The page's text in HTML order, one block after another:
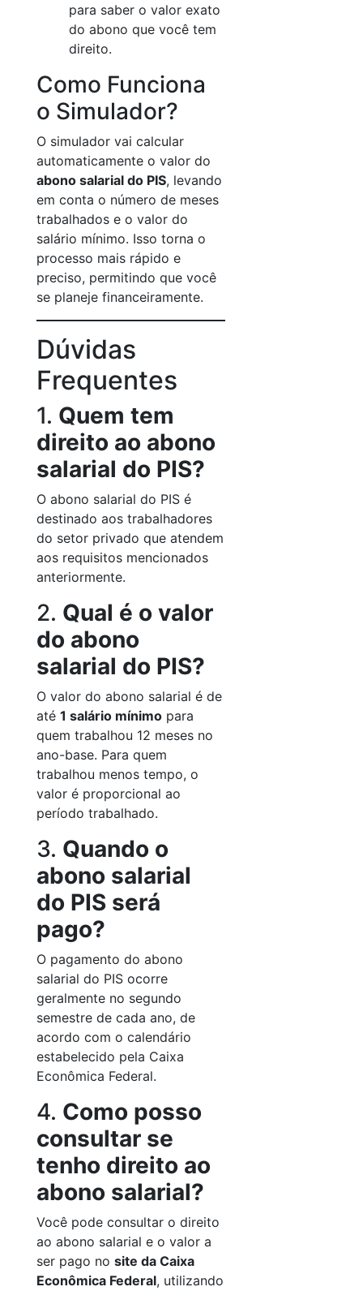
para saber o valor exato
do abono que você tem
direito.
Como Funciona
o Simulador?
O simulador vai calcular
automaticamente o valor do
abono salarial do PIS, levando
em conta o número de meses
trabalhados e o valor do
salário mínimo. Isso torna o
processo mais rápido e
preciso, permitindo que você
se planeje financeiramente.
Dúvidas
Frequentes
1. Quem tem
direito ao abono
salarial do PIS?
O abono salarial do PIS é
destinado aos trabalhadores
do setor privado que atendem
aos requisitos mencionados
anteriormente.
2. Qual é o valor
do abono
salarial do PIS?
O valor do abono salarial é de
até 1 salário mínimo para
quem trabalhou 12 meses no
ano-base. Para quem
trabalhou menos tempo, o
valor é proporcional ao
período trabalhado.
3. Quando o
abono salarial
do PIS será
pago?
O pagamento do abono
salarial do PIS ocorre
geralmente no segundo
semestre de cada ano, de
acordo com o calendário
estabelecido pela Caixa
Econômica Federal.
4. Como posso
consultar se
tenho direito ao
abono salarial?
Você pode consultar o direito
ao abono salarial e o valor a
ser pago no site da Caixa
Econômica Federal, utilizando